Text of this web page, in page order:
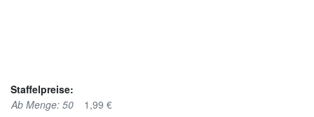
Staffelpreise:
Ab Menge: 50
1,99 €